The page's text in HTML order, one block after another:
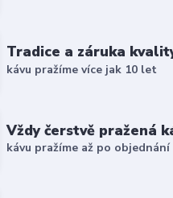
Tradice a záruka
kávu pražíme více jak 10 let
Vždy čerstvě pražená
kávu pražíme až po objednání